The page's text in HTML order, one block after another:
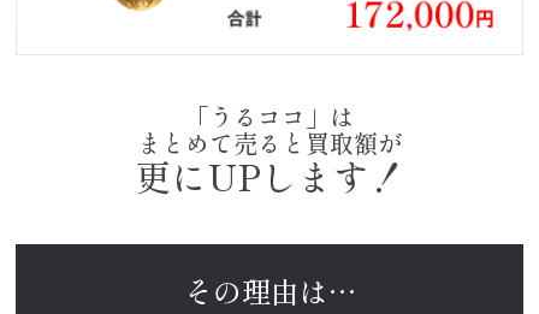
「うるココ」は
まとめて売ると買取額が
更にUPします！
その理由は…